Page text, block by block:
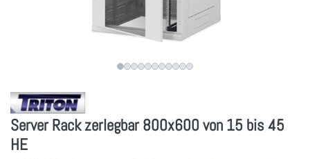
Server Rack zerlegbar 800x600 von 15 bis 45
HE